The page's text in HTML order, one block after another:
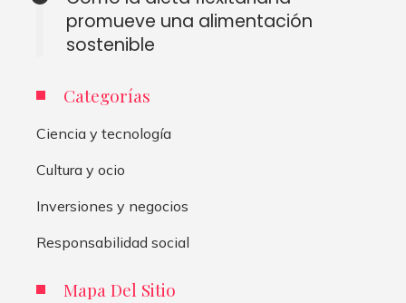
promueve una alimentación
sostenible
Categorías
Ciencia y tecnología
Cultura y ocio
Inversiones y negocios
Responsabilidad social
Mapa Del Sitio